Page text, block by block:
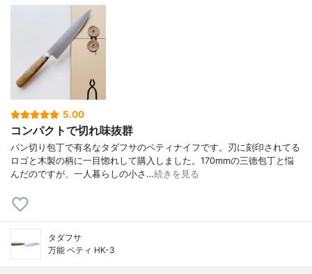
5.00
コンパクトで切れ味抜群
パン切り包丁で有名なタダフサのペティナイフです。刃に刻印されてる
ロゴと木製の柄に一目惚れして購入しました。170mmの三徳包丁と悩
んだのですが、一人暮らしの小さ…続きを見る
タダフサ
万能 ペティ HK-3